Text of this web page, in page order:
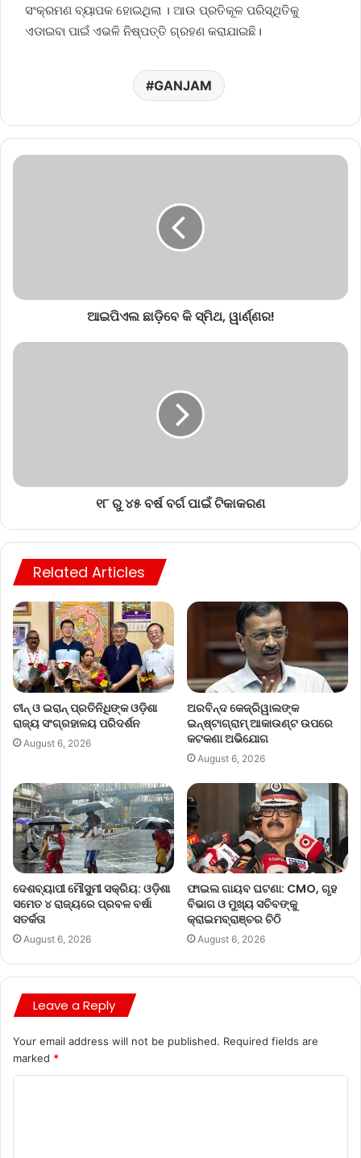
ସଂକ୍ରମଣ ବ୍ୟାପକ ହୋଇଥିଲା । ଆଉ ପ୍ରତିକୂଳ ପରିସ୍ଥିତିକୁ
ଏଡାଇବା ପାଇଁ ଏଭଳି ନିଷ୍ପତ୍ତି ଗ୍ରହଣ କରାଯାଇଛି।
GANJAM
ଆଇପିଏଲ ଛାଡ଼ିବେ କି ସ୍ମିଥ, ୱାର୍ଣ୍ଣର!
୧୮ ରୁ ୪୫ ବର୍ଷ ବର୍ଗ ପାଇଁ ଟିକାକରଣ
Related Articles
ଚୀନ୍ ଓ ଇରାନ୍ ପ୍ରତିନିଧିଙ୍କ ଓଡ଼ିଶା
ରାଜ୍ୟ ସଂଗ୍ରହାଳୟ ପରିଦର୍ଶନ
August 6, 2026
ଅରବିନ୍ଦ କେଜ୍ରିୱାଲଙ୍କ
ଇନ୍‌ଷ୍ଟାଗ୍ରାମ୍ ଆକାଉଣ୍ଟ ଉପରେ
କଟକଣା ଅଭିଯୋଗ
August 6, 2026
ଦେଶବ୍ୟାପୀ ମୌସୁମୀ ସକ୍ରିୟ: ଓଡ଼ିଶା
ସମେତ ୪ ରାଜ୍ୟରେ ପ୍ରବଳ ବର୍ଷା
ସତର୍କତା
August 6, 2026
ଫାଇଲ ଗାୟବ ଘଟଣା: CMO, ଗୃହ
ବିଭାଗ ଓ ମୁଖ୍ୟ ସଚିବଙ୍କୁ
କ୍ରାଇମବ୍ରାଞ୍ଚର ଚିଠି
August 6, 2026
Leave a Reply
Your email address will not be published. Required fields are
marked *